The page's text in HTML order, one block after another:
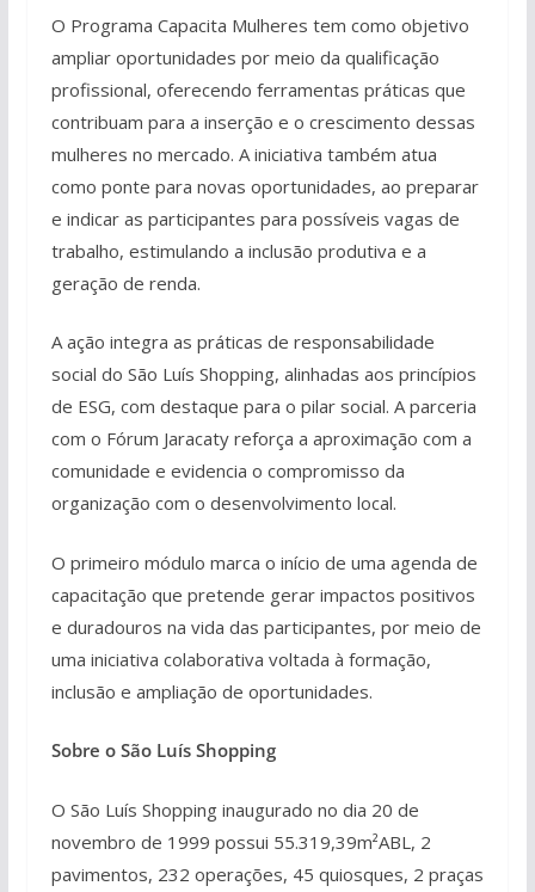
O Programa Capacita Mulheres tem como objetivo
ampliar oportunidades por meio da qualificação
profissional, oferecendo ferramentas práticas que
contribuam para a inserção e o crescimento dessas
mulheres no mercado. A iniciativa também atua
como ponte para novas oportunidades, ao preparar
e indicar as participantes para possíveis vagas de
trabalho, estimulando a inclusão produtiva e a
geração de renda.
A ação integra as práticas de responsabilidade
social do São Luís Shopping, alinhadas aos princípios
de ESG, com destaque para o pilar social. A parceria
com o Fórum Jaracaty reforça a aproximação com a
comunidade e evidencia o compromisso da
organização com o desenvolvimento local.
O primeiro módulo marca o início de uma agenda de
capacitação que pretende gerar impactos positivos
e duradouros na vida das participantes, por meio de
uma iniciativa colaborativa voltada à formação,
inclusão e ampliação de oportunidades.
Sobre o São Luís Shopping
O São Luís Shopping inaugurado no dia 20 de
novembro de 1999 possui 55.319,39m²ABL, 2
pavimentos, 232 operações, 45 quiosques, 2 praças